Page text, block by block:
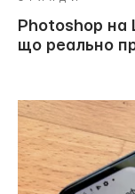
Photoshop на
що реально